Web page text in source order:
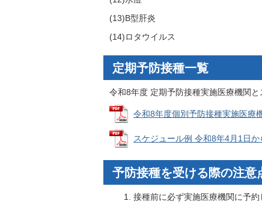
(13)B型肝炎
(14)ロタウイルス
定期予防接種一覧
令和8年度 定期予防接種実施医療機関
令和8年度個別予防接種実施医療
スケジュール例 令和8年4月1日
予防接種を受ける際の注意
接種前に必ず実施医療機関に予約